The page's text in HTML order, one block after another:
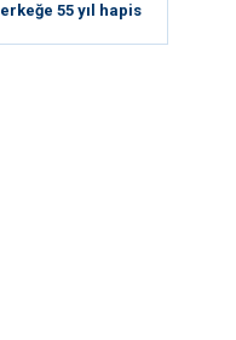
erkeğe 55 yıl hapis